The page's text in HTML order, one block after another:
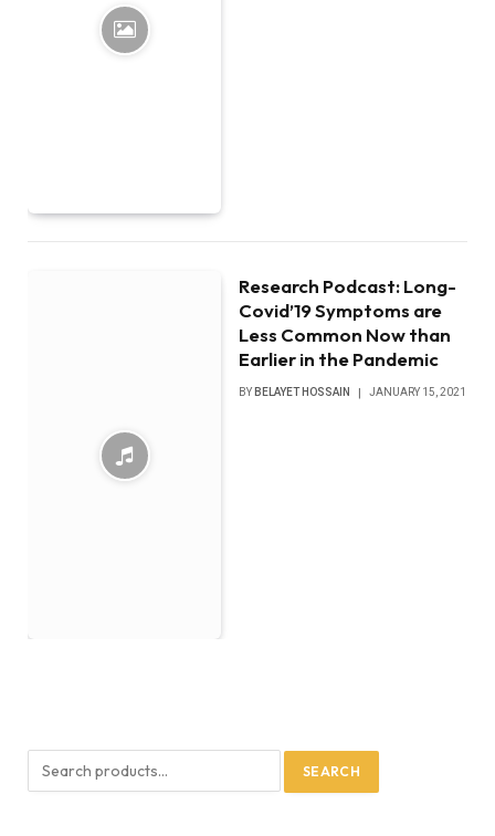
Research Podcast: Long-
Covid’19 Symptoms are
Less Common Now than
Earlier in the Pandemic
BY BELAYET HOSSAIN JANUARY 15, 2021
SEARCH